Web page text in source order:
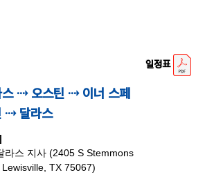
일정표
스 ⇢ 오스틴 ⇢ 이너 스페
⇢ 달라스
라스 지사 (2405 S Stemmons
TX 75067)